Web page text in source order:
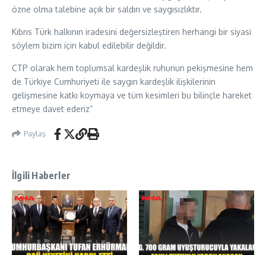
özne olma talebine açık bir saldırı ve saygısızlıktır.
Kıbrıs Türk halkının iradesini değersizleştiren herhangi bir siyasi
söylem bizim için kabul edilebilir değildir.
CTP olarak hem toplumsal kardeşlik ruhunun pekişmesine hem
de Türkiye Cumhuriyeti ile saygın kardeşlik ilişkilerinin
gelişmesine katkı koymaya ve tüm kesimleri bu bilinçle hareket
etmeye davet ederiz”
Paylaş
İlgili Haberler